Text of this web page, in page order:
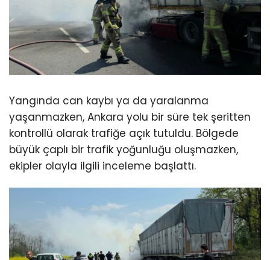
Yangında can kaybı ya da yaralanma
yaşanmazken, Ankara yolu bir süre tek şeritten
kontrollü olarak trafiğe açık tutuldu. Bölgede
büyük çaplı bir trafik yoğunluğu oluşmazken,
ekipler olayla ilgili inceleme başlattı.